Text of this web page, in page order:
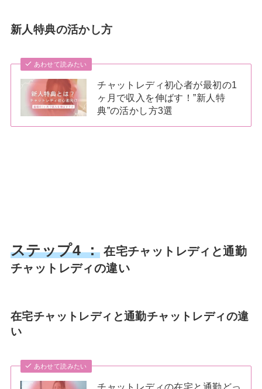
新人特典の活かし方
あわせて読みたい
チャットレディ初心者が最初の1
ヶ月で収入を伸ばす！”新人特
典”の活かし方3選
ステップ4 ：在宅チャットレディと通勤
チャットレディの違い
在宅チャットレディと通勤チャットレディの違
い
あわせて読みたい
チャットレディの在宅と通勤どっ